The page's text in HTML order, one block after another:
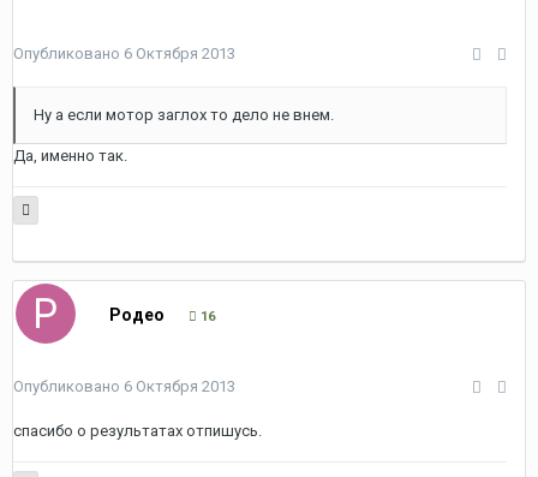
Опубликовано 6 Октября 2013
Ну а если мотор заглох то дело не внем.
Да, именно так.
Родео 16
Опубликовано 6 Октября 2013
спасибо о результатах отпишусь.